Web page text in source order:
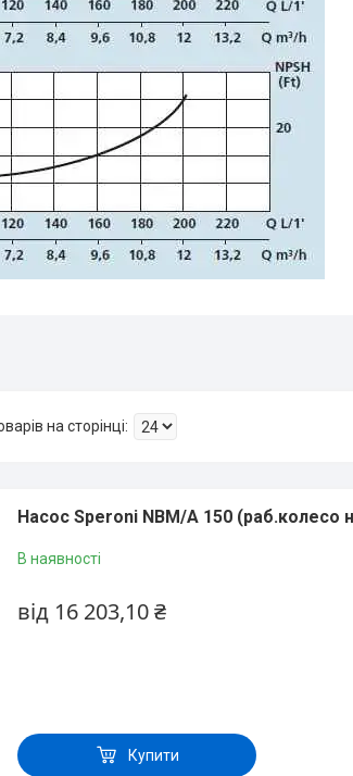
Насос Speroni NBM/A 150 (раб.колесо
В наявності
від 16 203,10 ₴
Купити